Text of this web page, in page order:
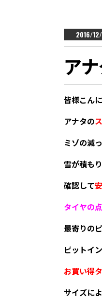
2016/
ア
皆様こん
アナタの
ミゾの減
雪が積も
確認して
タイヤの
最寄りの
ピットイ
お買い得
サイズに